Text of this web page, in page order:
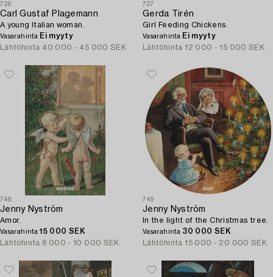
726
Carl Gustaf Plagemann
A young Italian woman.
Vasarahinta Ei myyty
Lähtöhinta 40 000 - 45 000 SEK
727
Gerda Tirén
Girl Feeding Chickens.
Vasarahinta Ei myyty
Lähtöhinta 12 000 - 15 000 SEK
748
Jenny Nyström
Amor.
Vasarahinta15 000 SEK
Lähtöhinta 8 000 - 10 000 SEK
749
Jenny Nyström
In the light of the Christmas tree.
Vasarahinta 30 000 SEK
Lähtöhinta 15 000 - 20 000 SEK